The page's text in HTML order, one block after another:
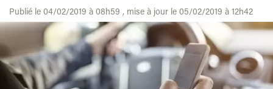
Publié le 04/02/2019 à 08h59 , mise à jour le 05/02/2019 à 12h42